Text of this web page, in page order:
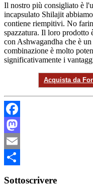
Il nostro più consigliato è
incapsulato Shilajit
contiene riempitivi. No
spazzatura. Il loro prodotto
con Ashwagandha che è
combinazione è molto
significativamente i
Acquista da
Facebook
Mastodon
Email
Sottoscrivere